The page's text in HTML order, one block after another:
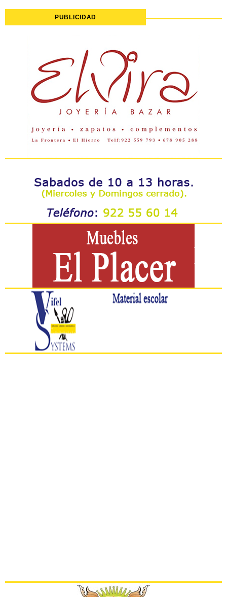
PUBLICIDAD